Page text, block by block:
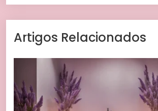
Artigos Relacionados